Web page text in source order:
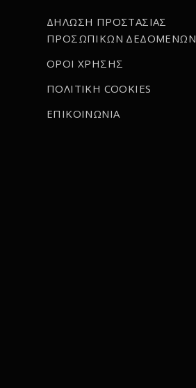
ΔΗΛΩΣΗ ΠΡΟΣΤΑΣΙΑΣ
ΠΡΟΣΩΠΙΚΩΝ ΔΕΔΟΜΕΝΩΝ
ΟΡΟΙ ΧΡΗΣΗΣ
ΠΟΛΙΤΙΚΗ COOKIES
ΕΠΙΚΟΙΝΩΝΙΑ